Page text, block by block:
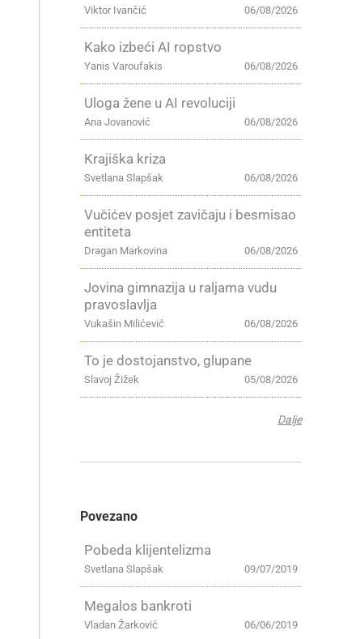
06/08/2026
Viktor Ivančić
Kako izbeći AI ropstvo
06/08/2026
Yanis Varoufakis
Uloga žene u AI revoluciji
06/08/2026
Ana Jovanović
Krajiška kriza
06/08/2026
Svetlana Slapšak
Vučićev posjet zavičaju i besmisao
entiteta
06/08/2026
Dragan Markovina
Jovina gimnazija u raljama vudu
pravoslavlja
06/08/2026
Vukašin Milićević
To je dostojanstvo, glupane
05/08/2026
Slavoj Žižek
Dalje
Povezano
Pobeda klijentelizma
09/07/2019
Svetlana Slapšak
Megalos bankroti
06/06/2019
Vladan Žarković